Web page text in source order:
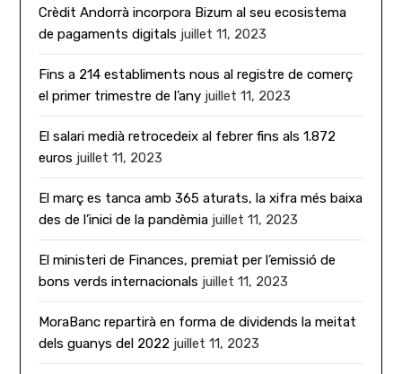
Crèdit Andorrà incorpora Bizum al seu ecosistema
de pagaments digitals juillet 11, 2023
Fins a 214 establiments nous al registre de comerç
el primer trimestre de l’any juillet 11, 2023
El salari medià retrocedeix al febrer fins als 1.872
euros juillet 11, 2023
El març es tanca amb 365 aturats, la xifra més baixa
des de l’inici de la pandèmia juillet 11, 2023
El ministeri de Finances, premiat per l’emissió de
bons verds internacionals juillet 11, 2023
MoraBanc repartirà en forma de dividends la meitat
dels guanys del 2022 juillet 11, 2023